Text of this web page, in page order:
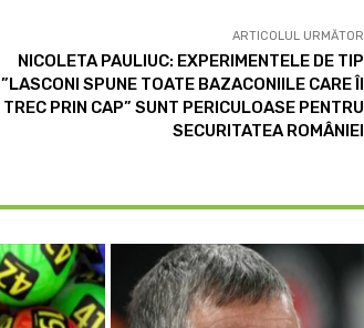
ARTICOLUL URMĂTOR
NICOLETA PAULIUC: EXPERIMENTELE DE TIP
”LASCONI SPUNE TOATE BAZACONIILE CARE ÎI
TREC PRIN CAP” SUNT PERICULOASE PENTRU
SECURITATEA ROMÂNIEI